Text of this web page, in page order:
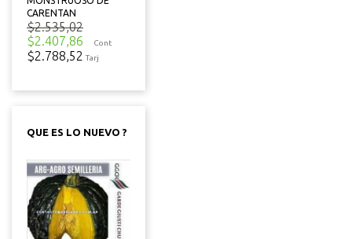
CARENTAN
$2.535,02
$2.407,86
Cont
$2.788,52 Tarj
QUE ES LO NUEVO ?